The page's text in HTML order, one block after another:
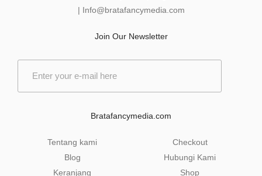
| Info@bratafancymedia .com
Join Our Newsletter
Bratafancymedia.com
Tentang kami
Blog
Keranjang
Checkout
Hubungi Kami
Shop